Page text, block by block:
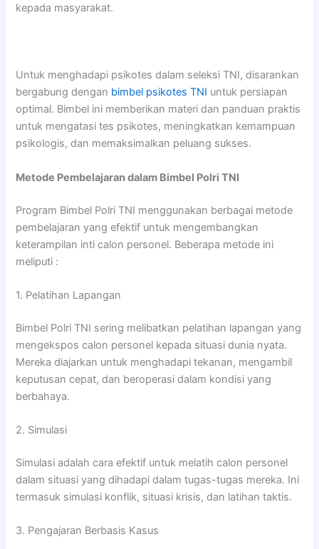
kepada masyarakat.
Untuk menghadapi psikotes dalam seleksi TNI, disarankan
bergabung dengan bimbel psikotes TNI untuk persiapan
optimal. Bimbel ini memberikan materi dan panduan praktis
untuk mengatasi tes psikotes, meningkatkan kemampuan
psikologis, dan memaksimalkan peluang sukses.
Metode Pembelajaran dalam Bimbel Polri TNI
Program Bimbel Polri TNI menggunakan berbagai metode
pembelajaran yang efektif untuk mengembangkan
keterampilan inti calon personel. Beberapa metode ini
meliputi :
1. Pelatihan Lapangan
Bimbel Polri TNI sering melibatkan pelatihan lapangan yang
mengekspos calon personel kepada situasi dunia nyata.
Mereka diajarkan untuk menghadapi tekanan, mengambil
keputusan cepat, dan beroperasi dalam kondisi yang
berbahaya.
2. Simulasi
Simulasi adalah cara efektif untuk melatih calon personel
dalam situasi yang dihadapi dalam tugas-tugas mereka. Ini
termasuk simulasi konflik, situasi krisis, dan latihan taktis.
3. Pengajaran Berbasis Kasus